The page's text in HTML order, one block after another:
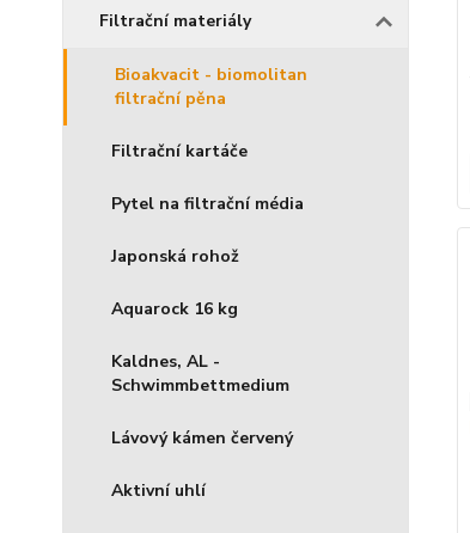
Filtrační materiály
Bioakvacit - biomolitan
filtrační pěna
Filtrační kartáče
Pytel na filtrační média
Japonská rohož
Aquarock 16 kg
Kaldnes, AL -
Schwimmbettmedium
Lávový kámen červený
Aktivní uhlí